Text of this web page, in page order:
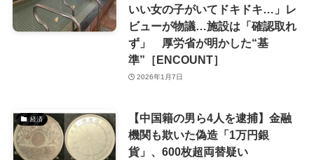
いい女の子がいてドキドキ…」レ
ビューが物議…施設は「確認取れ
ず」 厚労省が明かした“基
準”［ENCOUNT］
2026年1月7日
経済
【中国籍の男ら4人を逮捕】金融
機関も欺いた偽造「1万円銀
貨」、600枚超両替疑い